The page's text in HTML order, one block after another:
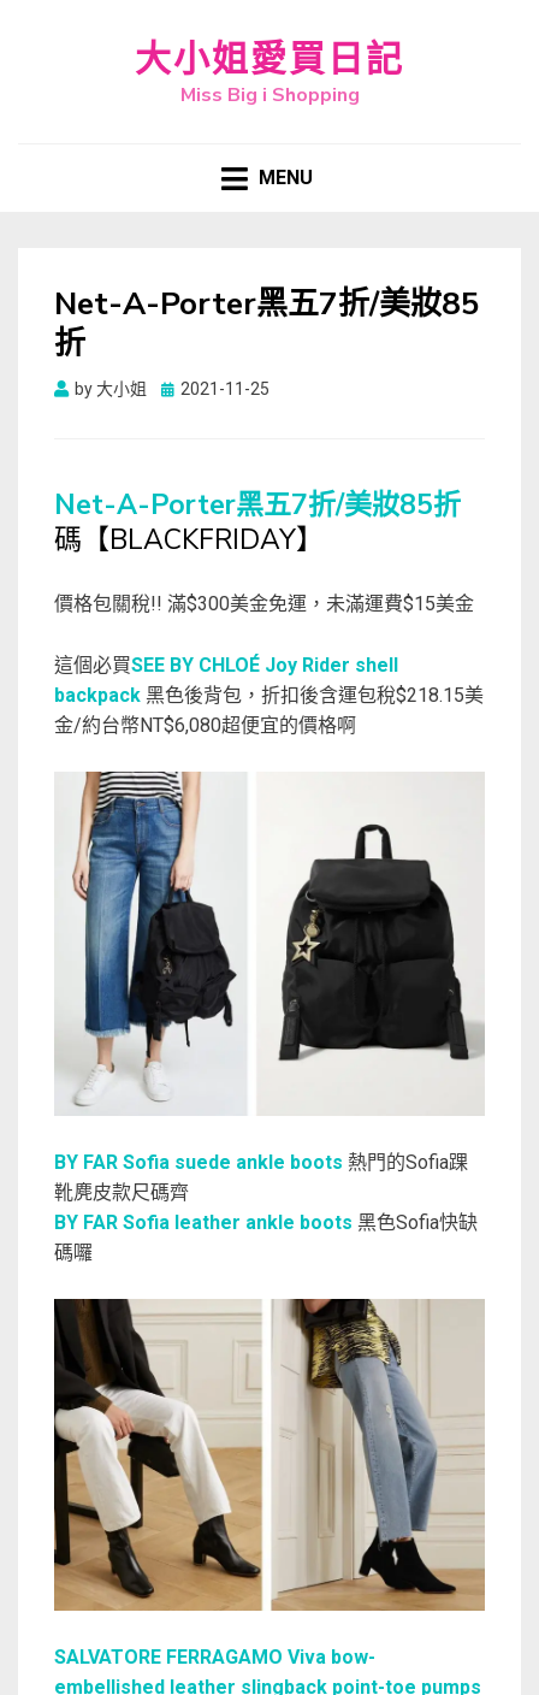
大小姐愛買日記
Miss Big i Shopping
MENU
Net-A-Porter黑五7折/美妝85
折
by大小姐
Posted
2021-11-25
Net-A-Porter黑五7折/美妝85折
碼【BLACKFRIDAY】
價格包關稅!! 滿$300美金免運，未滿運費$15美金
這個必買SEE BY CHLOÉ Joy Rider shell
backpack 黑色後背包，折扣後含運包稅$218.15美
金/約台幣NT$6,080超便宜的價格啊
BY FAR Sofia suede ankle boots 熱門的Sofia踝
靴麂皮款尺碼齊
BY FAR Sofia leather ankle boots 黑色Sofia快缺
碼囉
SALVATORE FERRAGAMO Viva bow-
embellished leather slingback point-toe pumps